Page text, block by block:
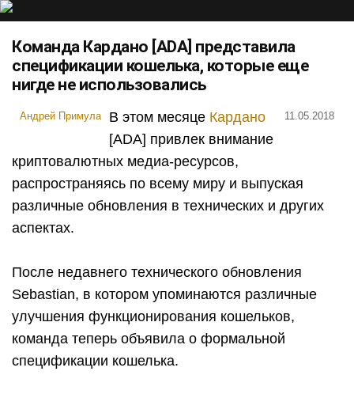
Команда Кардано [ADA] представила
спецификации кошелька, которые еще
нигде не использовались
Андрей Примула 11.05.2018
В этом месяце Кардано
[ADA] привлек внимание
криптовалютных медиа-ресурсов,
распространяясь по всему миру и выпуская
различные обновления в технических и других
аспектах.
После недавнего технического обновления
Sebastian, в котором упоминаются различные
улучшения функционирования кошельков,
команда теперь объявила о формальной
спецификации кошелька.